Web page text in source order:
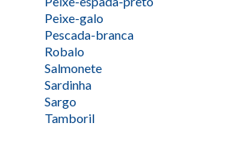
Peixe-galo
Pescada-branca
Robalo
Salmonete
Sardinha
Sargo
Tamboril